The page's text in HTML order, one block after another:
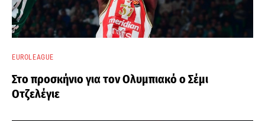
EUROLEAGUE
Στο προσκήνιο για τον Ολυμπιακό ο Σέμι
Οτζελέγιε